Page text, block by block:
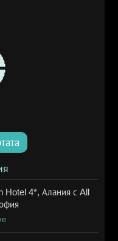
Hotel 4*, Алания с All